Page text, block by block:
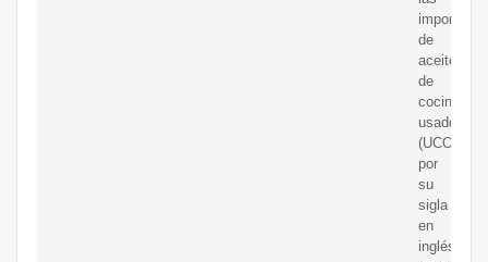
de
aceite
de
cocina
usado
(UCO,
por
su
sigla
en
inglés)